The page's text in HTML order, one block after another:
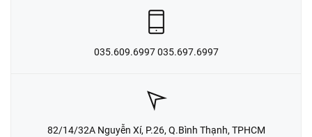
035.609.6997 035.697.6997
82/14/32A Nguyễn Xí, P.26, Q.Bình Thạnh, TPHCM